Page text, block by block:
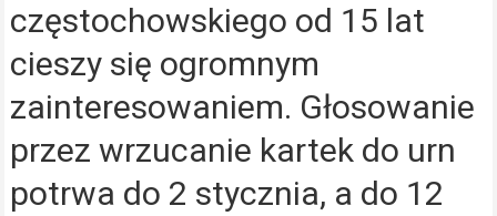
częstochowskiego od 15 lat
cieszy się ogromnym
zainteresowaniem. Głosowanie
przez wrzucanie kartek do urn
potrwa do 2 stycznia, a do 12